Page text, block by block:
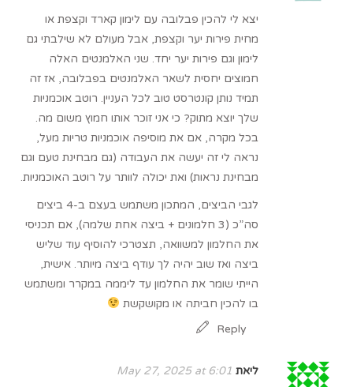
יצא לי להכין פבלובה עם לימון קארד וקצפת או
מחית פירות יער וקצפת, אבל מעולם לא שילבתי גם
לימון וגם פירות יער יחד. שני האלמנטים האלה
חמוצים יחסית לשאר האלמנטים בפבלובה, אז זה
תמיד נותן קונטרסט טוב לכל העניין. רוטב אוכמניות
שלך יוצא מתוק? כי אני זוכר אותו חמוץ משום מה.
בכל מקרה, אם את מוסיפה אוכמניות טריות מעל,
נראה לי זה יעשה את העבודה (גם מבחינת טעם וגם
מבחינת נראות) ואת יכולה לוותר על רוטב האוכמניות.
לגבי הביצים, המתכון משתמש בעצם ב-4 ביצים
סה”כ (3 חלמונים + ביצה אחת שלמה), אם תכניסי
את החלמון למשוואה, תצטרכי להוסיף עוד שליש
ביצה ואז שוב יהיה לך עודף ביצה מיותר. אישית,
הייתי שומר את החלמון עד ליממה במקרר ומשתמש
בו להכין חביתה או מקושקשת
Reply
ליאת May 27, 2025 at 6:01